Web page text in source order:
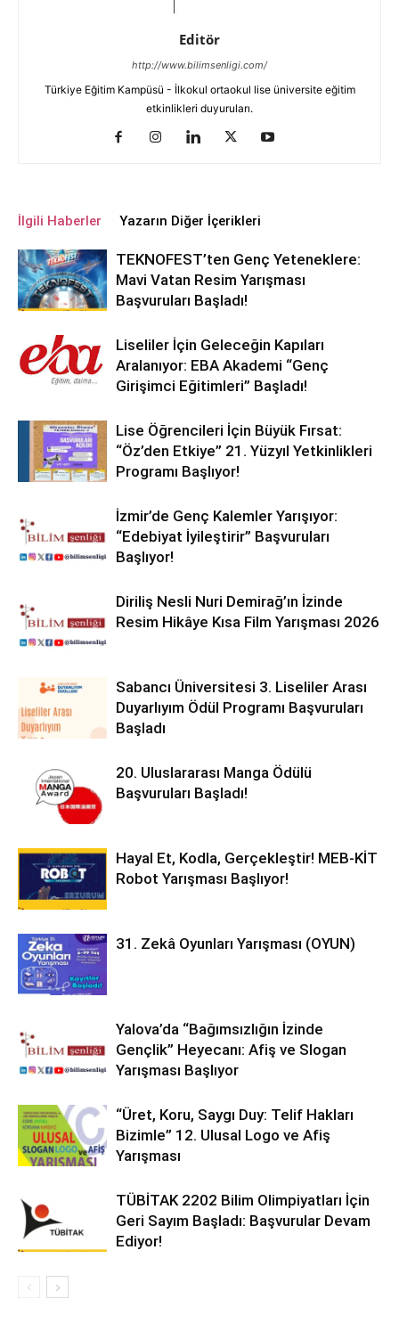
Editör
http://www.bilimsenligi.com/
Türkiye Eğitim Kampüsü - İlkokul ortaokul lise üniversite eğitim
etkinlikleri duyuruları.
İlgili Haberler Yazarın Diğer İçerikleri
TEKNOFEST’ten Genç Yeteneklere:
Mavi Vatan Resim Yarışması
Başvuruları Başladı!
Liseliler İçin Geleceğin Kapıları
Aralanıyor: EBA Akademi “Genç
Girişimci Eğitimleri” Başladı!
Lise Öğrencileri İçin Büyük Fırsat:
“Öz’den Etkiye” 21. Yüzyıl Yetkinlikleri
Programı Başlıyor!
İzmir’de Genç Kalemler Yarışıyor:
“Edebiyat İyileştirir” Başvuruları
Başlıyor!
Diriliş Nesli Nuri Demirağ’ın İzinde
Resim Hikâye Kısa Film Yarışması 2026
Sabancı Üniversitesi 3. Liseliler Arası
Duyarlıyım Ödül Programı Başvuruları
Başladı
20. Uluslararası Manga Ödülü
Başvuruları Başladı!
Hayal Et, Kodla, Gerçekleştir! MEB-KİT
Robot Yarışması Başlıyor!
31. Zekâ Oyunları Yarışması (OYUN)
Yalova’da “Bağımsızlığın İzinde
Gençlik” Heyecanı: Afiş ve Slogan
Yarışması Başlıyor
“Üret, Koru, Saygı Duy: Telif Hakları
Bizimle” 12. Ulusal Logo ve Afiş
Yarışması
TÜBİTAK 2202 Bilim Olimpiyatları İçin
Geri Sayım Başladı: Başvurular Devam
Ediyor!